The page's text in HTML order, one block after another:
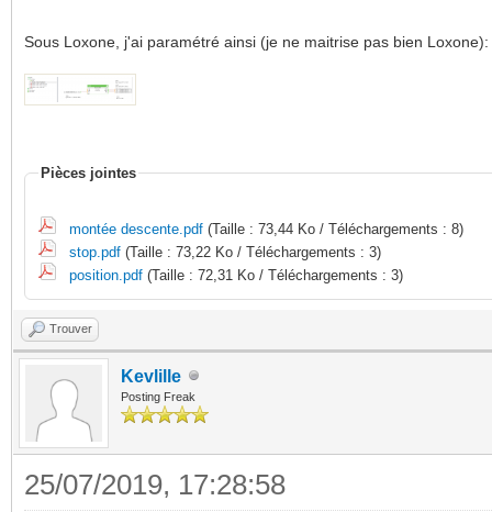
Sous Loxone, j'ai paramétré ainsi (je ne maitrise pas bien Loxone):
Pièces jointes
montée descente.pdf (Taille : 73,44 Ko / Téléchargements : 8)
stop.pdf (Taille : 73,22 Ko / Téléchargements : 3)
position.pdf (Taille : 72,31 Ko / Téléchargements : 3)
Trouver
Kevlille
Posting Freak
25/07/2019, 17:28:58